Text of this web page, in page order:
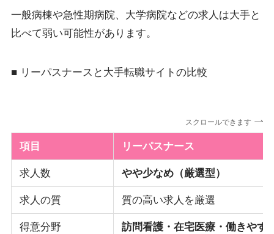
一般病棟や急性期病院、大学病院などの求人は大手と
比べて弱い可能性があります。
■ リーパスナースと大手転職サイトの比較
スクロールできます
項目 リーパスナース
求人数 やや少なめ（厳選型）
求人の質 質の高い求人を厳選
得意分野 訪問看護・在宅医療・働きやす